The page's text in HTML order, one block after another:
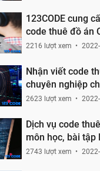
123CODE cung
code thuê đồ án
tốc trên toàn
2216 lượt xem
Nhận viết code
chuyên nghiệp
vực
2623 lượt xem
Dịch vụ code
môn học, bài tập
2743 lượt xem